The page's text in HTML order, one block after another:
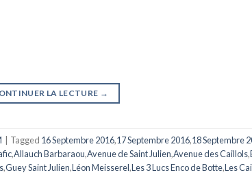
LA LECTURE →
Tagged 16 Septembre 2016,17 Septembre 2016,18 Septembre
,Allauch Barbaraou,Avenue de Saint Julien,Avenue des Caillols,
,Guey Saint Julien,Léon Meisserel,Les 3 Lucs Enco de Botte,Les